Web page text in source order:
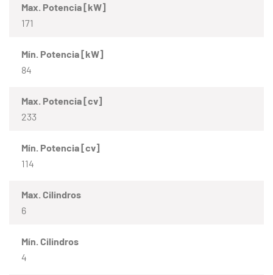
Max. Potencia [kW]
171
Mín. Potencia [kW]
84
Max. Potencia [cv]
233
Mín. Potencia [cv]
114
Max. Cilindros
6
Mín. Cilindros
4